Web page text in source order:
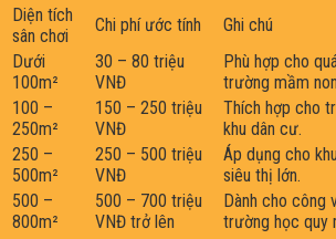
Diện tích
sân chơi
Chi phí ước tính
Ghi chú
Dưới
100m²
30 – 80 triệu
VNĐ
Phù hợp cho
trường mầm
100 –
250m²
150 – 250 triệu
VNĐ
Thích hợp cho
khu dân cư.
250 –
500m²
250 – 500 triệu
VNĐ
Áp dụng cho
siêu thị lớn.
500 –
800m²
500 – 700 triệu
VNĐ trở lên
Dành cho công
trường học quy